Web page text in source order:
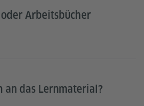
Arbeitsbücher
an das Lernmaterial?